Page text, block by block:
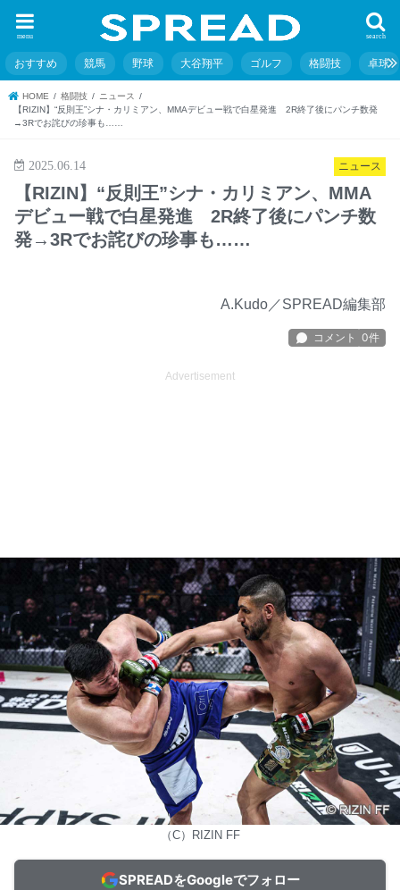
search
menu
おすすめ 競馬 野球 大谷翔平 ゴルフ 格闘技 卓球
HOME 格闘技
ニュース
【RIZIN】“反則王”シナ・カリミアン、MMAデビュー戦で白星発進 2R終了後にパンチ数発
→3Rでお詫びの珍事も……
ニュース
2025.06.14
【RIZIN】“反則王”シナ・カリミアン、MMA
デビュー戦で白星発進 2R終了後にパンチ数
発→3Rでお詫びの珍事も……
A.Kudo／SPREAD編集部
Advertisement
（C）RIZIN FF
SPREADをGoogleでフォロー